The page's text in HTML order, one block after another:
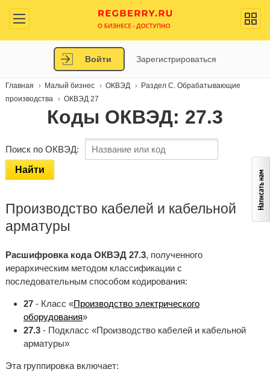
Войти Зарегистрироваться
Главная Малый бизнес ОКВЭД
Раздел C. Обрабатывающие
производства
ОКВЭД 27
Коды ОКВЭД: 27.3
Поиск по ОКВЭД:
Найти
Производство кабелей и кабельной
арматуры
Расшифровка кода ОКВЭД 27.3, полученного
иерархическим методом классификации с
последовательным способом кодирования:
27- Класс «Производство электрического
оборудования»
27.3- Подкласс «Производство кабелей и кабельной
арматуры»
Эта группировка включает: